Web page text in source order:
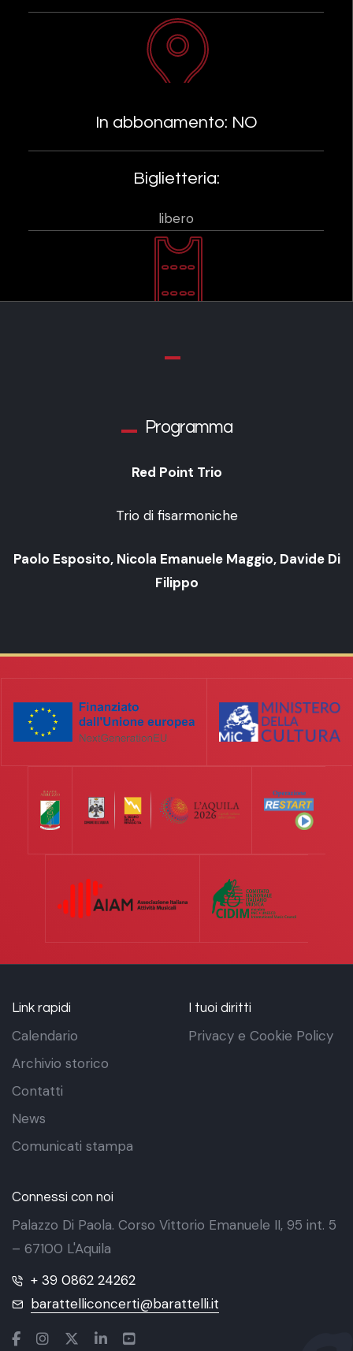
In abbonamento: NO
Biglietteria:
libero
Programma
Red Point Trio
Trio di fisarmoniche
Paolo Esposito, Nicola Emanuele Maggio, Davide Di
Filippo
Link rapidi
Calendario
Archivio storico
Contatti
News
Comunicati stampa
I tuoi diritti
Privacy e Cookie Policy
Connessi con noi
Palazzo Di Paola. Corso Vittorio Emanuele II, 95 int. 5
– 67100 L'Aquila
+ 39 0862 24262
barattelliconcerti@barattelli.it